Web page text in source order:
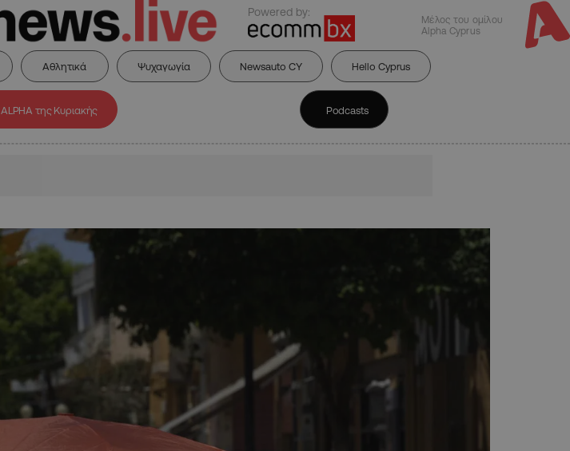
Powered by:
Μέλος του ομίλου
Alpha Cyprus
Αθλητικά Ψυχαγωγία Newsauto CY Hello Cyprus
ALPHA της Κυριακής Podcasts